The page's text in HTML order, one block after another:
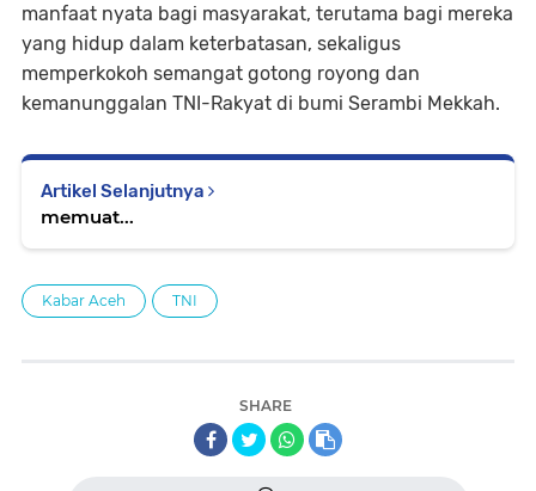
manfaat nyata bagi masyarakat, terutama bagi mereka
yang hidup dalam keterbatasan, sekaligus
memperkokoh semangat gotong royong dan
kemanunggalan TNI-Rakyat di bumi Serambi Mekkah.
Artikel Selanjutnya
memuat...
Kabar Aceh TNI
SHARE